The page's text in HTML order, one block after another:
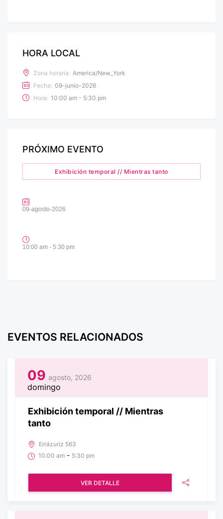
HORA LOCAL
Zona horaria: America/New_York
Fecha: 09-junio-2026
Hora: 10:00 am - 5:30 pm
PRÓXIMO EVENTO
Exhibición temporal // Mientras tanto
09-agosto-2026
10:00 am - 5:30 pm
EVENTOS RELACIONADOS
09 agosto, 2026
domingo
Exhibición temporal // Mientras
tanto
Errázuriz 563
10:00 am - 5:30 pm
VER DETALLE